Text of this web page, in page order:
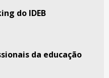
do IDEB
da educação